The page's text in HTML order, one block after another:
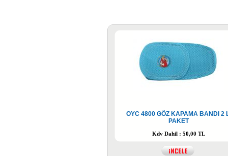
OYC 4800 GÖZ KAPAMA BANDI 2
PAKET
Kdv Dahil : 50,00 TL